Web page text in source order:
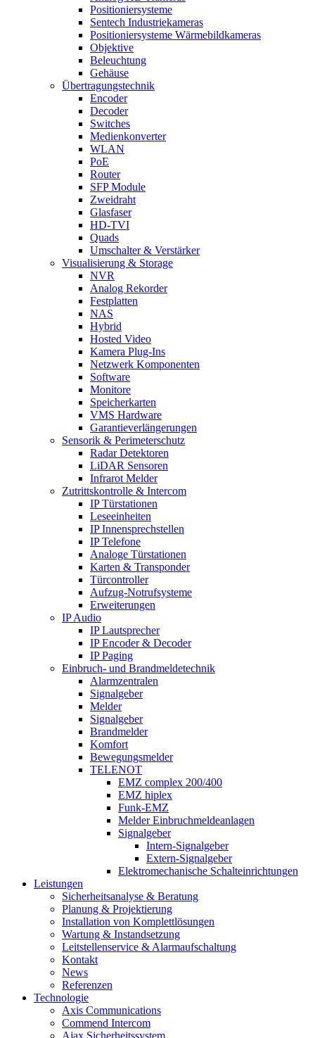
Positioniersysteme
Sentech Industriekameras
Positioniersysteme Wärmebildkameras
Objektive
Beleuchtung
Gehäuse
Übertragungstechnik
Encoder
Decoder
Switches
Medienkonverter
WLAN
PoE
Router
SFP Module
Zweidraht
Glasfaser
HD-TVI
Quads
Umschalter & Verstärker
Visualisierung & Storage
NVR
Analog Rekorder
Festplatten
NAS
Hybrid
Hosted Video
Kamera Plug-Ins
Netzwerk Komponenten
Software
Monitore
Speicherkarten
VMS Hardware
Garantieverlängerungen
Sensorik & Perimeterschutz
Radar Detektoren
LiDAR Sensoren
Infrarot Melder
Zutrittskontrolle & Intercom
IP Türstationen
Leseeinheiten
IP Innensprechstellen
IP Telefone
Analoge Türstationen
Karten & Transponder
Türcontroller
Aufzug-Notrufsysteme
Erweiterungen
IP Audio
IP Lautsprecher
IP Encoder & Decoder
IP Paging
Einbruch- und Brandmeldetechnik
Alarmzentralen
Signalgeber
Melder
Signalgeber
Brandmelder
Komfort
Bewegungsmelder
TELENOT
EMZ complex 200/400
EMZ hiplex
Funk-EMZ
Melder Einbruchmeldeanlagen
Signalgeber
Intern-Signalgeber
Extern-Signalgeber
Elektromechanische Schalteinrichtungen
Leistungen
Sicherheitsanalyse & Beratung
Planung & Projektierung​
Installation von Komplettlösungen
Wartung & Instandsetzung
Leitstellenservice & Alarmaufschaltung
Kontakt
News
Referenzen
Technologie
Axis Communications
Commend Intercom
Ajax Sicherheitssystem​